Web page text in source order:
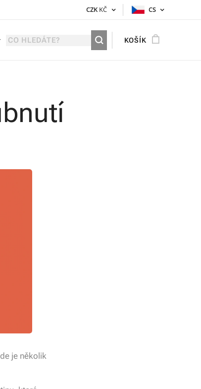
CZK KČ CS
KOŠÍK
je několik